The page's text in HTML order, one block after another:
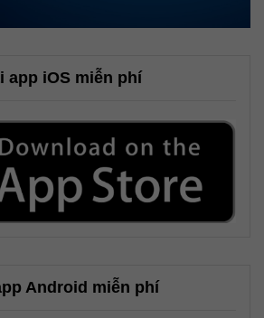
app iOS miễn phí
Android miễn phí